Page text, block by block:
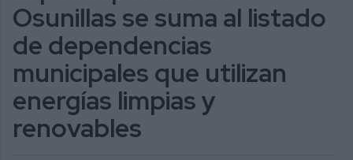
Osunillas se suma al listado
de dependencias
municipales que utilizan
energías limpias y
renovables